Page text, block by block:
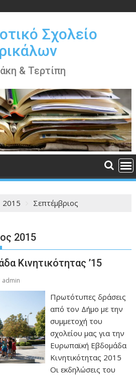
Σχολείο
& Τερτίπη
2015 Σεπτέμβριος
2015
Κινητικότητας ’15
admin
Πρωτότυπες δράσεις
από τον Δήμο με την
συμμετοχή του
σχολείου μας για την
Ευρωπαϊκή Εβδομάδα
Κινητικότητας 2015
Οι εκδηλώσεις του